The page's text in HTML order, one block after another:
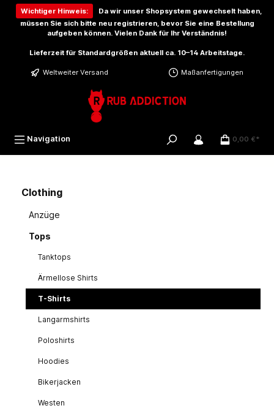
springen
Wichtiger Hinweis:
Da wir unser Shopsystem gewechselt haben,
müssen Sie sich bitte neu registrieren, bevor Sie eine Bestellung
aufgeben können. Vielen Dank für Ihr Verständnis!
Lieferzeit für Standardgrößen aktuell ca. 10–14 Arbeitstage.
Weltweiter Versand Maßanfertigungen
Navigation 0,00 €*
Clothing
Anzüge
Tops
Tanktops
Ärmellose Shirts
T-Shirts
Langarmshirts
Poloshirts
Hoodies
Bikerjacken
Westen